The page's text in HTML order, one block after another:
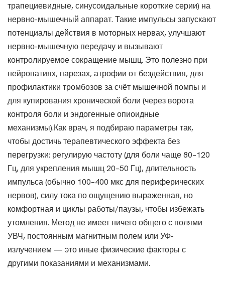
трапециевидные, синусоидальные короткие серии) на
нервно-мышечный аппарат. Такие импульсы запускают
потенциалы действия в моторных нервах, улучшают
нервно-мышечную передачу и вызывают
контролируемое сокращение мышц. Это полезно при
нейропатиях, парезах, атрофии от бездействия, для
профилактики тромбозов за счёт мышечной помпы и
для купирования хронической боли (через ворота
контроля боли и эндогенные опиоидные
механизмы).Как врач, я подбираю параметры так,
чтобы достичь терапевтического эффекта без
перегрузки: регулирую частоту (для боли чаще 80–120
Гц, для укрепления мышц 20–50 Гц), длительность
импульса (обычно 100–400 мкс для периферических
нервов), силу тока по ощущению выраженная, но
комфортная и циклы работы/паузы, чтобы избежать
утомления. Метод не имеет ничего общего с полями
УВЧ, постоянным магнитным полем или УФ-
излучением — это иные физические факторы с
другими показаниями и механизмами.